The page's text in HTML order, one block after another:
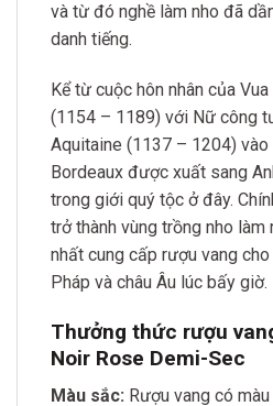
và từ đó nghề làm nho đã
danh tiếng.
Kể từ cuộc hôn nhân của Vua
(1154 – 1189) với Nữ công
Aquitaine (1137 – 1204) vào
Bordeaux được xuất sang
trong giới quý tộc ở đây.
trở thành vùng trồng nho
nhất cung cấp rượu vang
Pháp và châu Âu lúc bấy giờ.
Thưởng thức rượu
Noir Rose Demi-Sec
Màu sắc: Rượu vang có